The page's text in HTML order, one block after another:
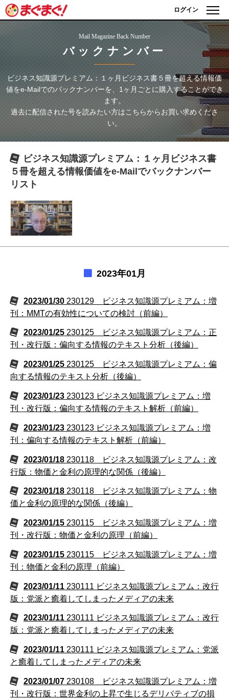
ログイン
Mail Magazine Back Number
バックナンバー
ビジネス知識源プレミアム：１ヶ月ビジネス書５冊を超える情報価
値をe-Mailでのバックナンバーを、1ヶ月ごとに購入することができ
ます。
過去に配信された号を読みたい方はこちらからお買い求めくださ
い。
ビジネス知識源プレミアム：１ヶ月ビジネス書
５冊を超える情報価値をe-Mailでバックナンバー
リスト
2023年01月
2023/01/30 230129 ビジネス知識源プレミアム：増
刊：MMTの有効性についての検討（前編）
2023/01/25 230125 ビジネス知識源プレミアム：正
刊・改行版：偏向する情報のテキスト分析（後編）
2023/01/25 230125 ビジネス知識源プレミアム：偏
向する情報のテキスト分析（後編）
2023/01/23 230123 ビジネス知識源プレミアム：増
刊・改行版：偏向する情報のテキスト解析（前編）
2023/01/23 230123 ビジネス知識源プレミアム：増
刊：偏向する情報のテキスト解析（前編）
2023/01/18 230118 ビジネス知識源プレミアム：改
行版：物価と金利の原理的な関係（後編）
2023/01/18 230118 ビジネス知識源プレミアム：物
価と金利の原理的な関係（後編）
2023/01/15 230115 ビジネス知識源プレミアム：増
刊・改行版：物価と金利の原理（前編）
2023/01/15 230115 ビジネス知識源プレミアム：増
刊：物価と金利の原理（前編）
2023/01/11 230111 ビジネス知識源プレミアム：改行
版：党派と癒着してしまったメディアの未来
2023/01/11 230111 ビジネス知識源プレミアム：改行
版：党派と癒着してしまったメディアの未来
2023/01/11 230111 ビジネス知識源プレミアム：党派
と癒着してしまったメディアの未来
2023/01/07 230108 ビジネス知識源プレミアム：増
刊・改行版：世界金利の上昇で生じるデリバティブの損